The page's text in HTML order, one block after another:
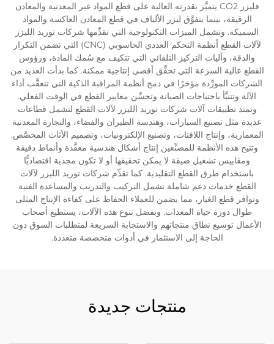
فليزر CO2 يتميَّز بقدرته العالية على قطع المواد غير المعدنية والمعادن
الرقيقة، بينما يتفوَّق ليزر الألياف في قطع المعادن العاكسة والمواد
السميكة. وتشمل الميزات التكنولوجية التي تقدِّمها شركات توريد الليزر
لآلات القطع أنظمة التحكم العددي الحاسوبي (CNC) التي تضمن التكرار
والدقة، وآليات التركيز التلقائي التي تتكيف مع سُمك المادة، ورؤوس
القطع عالية السرعة التي تحقِّق أقصى إنتاجية ممكنة. كما بدأت العديد من
الشركات المورِّدة مؤخرًا في دمج أنظمة المراقبة الذكية التي تتعقَّب أداء
الآلة وتتنبَّأ باحتياجات الصيانة وتحسِّن معايير القطع في الوقت الفعلي.
وتمتد تطبيقات آلات شركات توريد الليزر لآلات القطع لتشمل قطاعات
عديدة مثل تصنيع السيارات، وهندسة الطيران والفضاء، والنجارة المعدنية
المعمارية، وإنتاج اللافتات، وتصنيع الإلكترونيات، وتصميم الأثاث المخصَّص.
وتتيح هذه الأنظمة للمصنِّعين إنتاج أشكال هندسية معقَّدة وأنماط دقيقة
ومقاييس تشغيل ضيقة لا يمكن تحقيقها أو لا تكون مجدية اقتصاديًّا
باستخدام طرق القطع التقليدية. كما تقدِّم شركات توريد الليزر لآلات
القطع خدمات دعم شاملة تشمل التركيب والتدريب والمساعدة الفنية
وتوافر قطع الغيار، مما يضمن للعملاء الحفاظ على كفاءة الإنتاج المثلى
طوال دورة حياة المعدات. وبفضل تنوع هذه الآلات، يستطيع أصحاب
الأعمال توسيع نطاق منتجاتهم والاستجابة السريعة لمتطلبات السوق دون
الحاجة إلى الاستثمار في أدوات متخصصة متعددة.
منتجات جديدة